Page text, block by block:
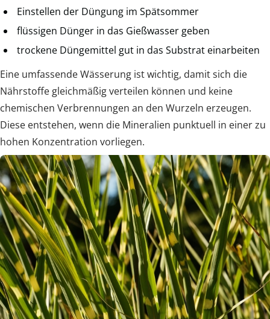
Einstellen der Düngung im Spätsommer
flüssigen Dünger in das Gießwasser geben
trockene Düngemittel gut in das Substrat einarbeiten
Eine umfassende Wässerung ist wichtig, damit sich die
Nährstoffe gleichmäßig verteilen können und keine
chemischen Verbrennungen an den Wurzeln erzeugen.
Diese entstehen, wenn die Mineralien punktuell in einer zu
hohen Konzentration vorliegen.